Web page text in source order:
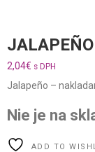
JALAPEÑO
2,04€ s DPH
Jalapeño –
Nie je na
ADD TO